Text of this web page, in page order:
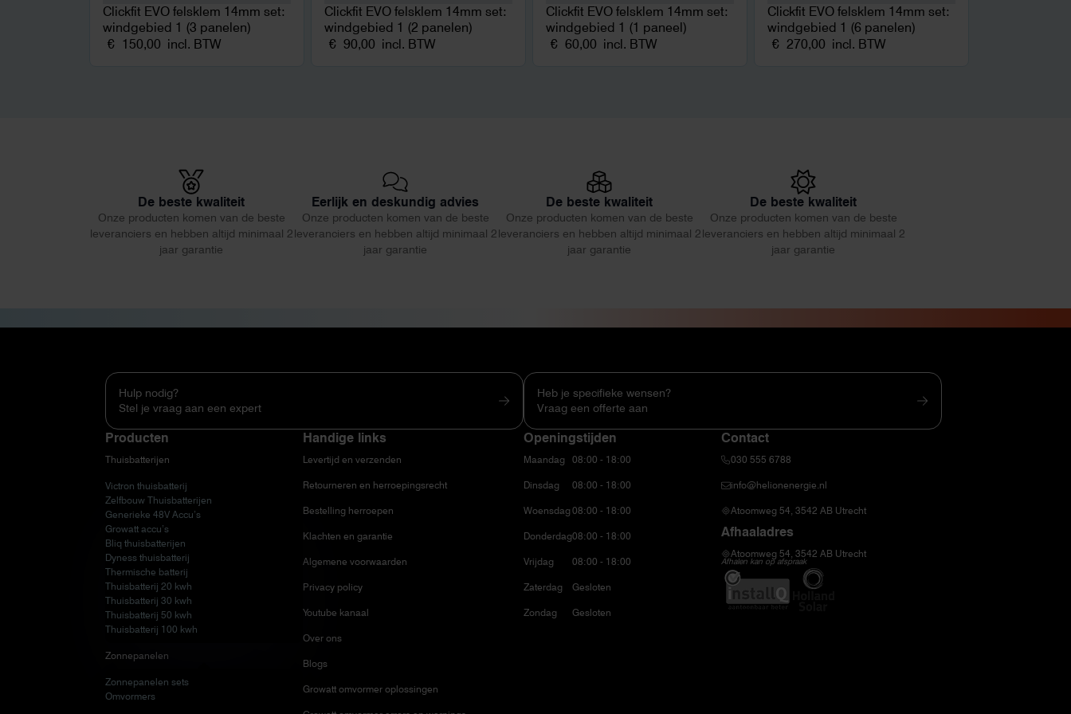
Clickfit EVO felsklem 14mm set:
windgebied 1 (3 panelen)
€ 150,00 incl. BTW
Clickfit EVO felsklem 14mm set:
windgebied 1 (2 panelen)
€ 90,00 incl. BTW
Clickfit EVO felsklem 14mm set:
windgebied 1 (1 paneel)
€ 60,00 incl. BTW
Clickfit EVO felsklem 14mm set:
windgebied 1 (6 panelen)
€ 270,00 incl. BTW
De beste kwaliteit
Onze producten komen van de beste
leveranciers en hebben altijd minimaal 2
jaar garantie
Eerlijk en deskundig advies
Onze producten komen van de beste
leveranciers en hebben altijd minimaal 2
jaar garantie
De beste kwaliteit
Onze producten komen van de beste
leveranciers en hebben altijd minimaal 2
jaar garantie
De beste kwaliteit
Onze producten komen van de beste
leveranciers en hebben altijd minimaal 2
jaar garantie
Hulp nodig?
Stel je vraag aan een expert
Producten
Thuisbatterijen
Victron thuisbatterij
Zelfbouw Thuisbatterijen
Generieke 48V Accu’s
Growatt accu’s
Bliq thuisbatterijen
Dyness thuisbatterij
Thermische batterij
Thuisbatterij 20 kwh
Thuisbatterij 30 kwh
Thuisbatterij 50 kwh
Thuisbatterij 100 kwh
Zonnepanelen
Zonnepanelen sets
Omvormers
Handige links
Levertijd en verzenden
Retourneren en herroepingsrecht
Bestelling herroepen
Klachten en garantie
Algemene voorwaarden
Privacy policy
Youtube kanaal
Over ons
Blogs
Growatt omvormer oplossingen
Heb je specifieke wensen?
Vraag een offerte aan
Openingstijden
Maandag
Dinsdag
Woensdag
Donderdag
Vrijdag
Zaterdag
Zondag
08:00 - 18:00
08:00 - 18:00
08:00 - 18:00
08:00 - 18:00
08:00 - 18:00
Gesloten
Gesloten
Contact
030 555 6788
info@helionenergie.nl
Atoomweg 54, 3542 AB Utrecht
Afhaaladres
Atoomweg 54, 3542 AB Utrecht
Afhalen kan op afspraak